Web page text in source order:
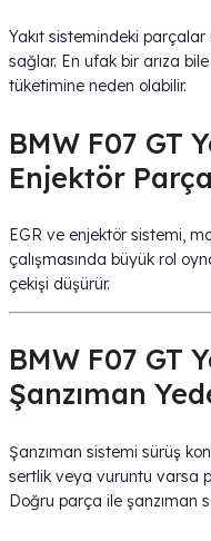
Yakıt sistemindeki
sağlar. En ufak bir arıza
tüketimine neden olabilir.
BMW F07 GT
Enjektör
EGR ve enjektör sistemi,
çalışmasında büyük rol
çekişi düşürür.
BMW F07 GT
Şanzıman
Şanzıman sistemi sürüş
sertlik veya vuruntu varsa
Doğru parça ile şanzıman